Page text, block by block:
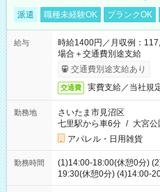
派遣 職種未経験OK ブランクOK
給与
時給1400円／月収例：
場合＋交通費別途支給
交通費別途支給あり
交通費 実費支給／当社規
勤務地
さいたま市見沼区
七里駅から車6分 / 大宮公
アパレル・日用雑貨
勤務時間
(1)14:00-18:00(休憩0分)
19:30(休憩0分) (4)14:00-
ます